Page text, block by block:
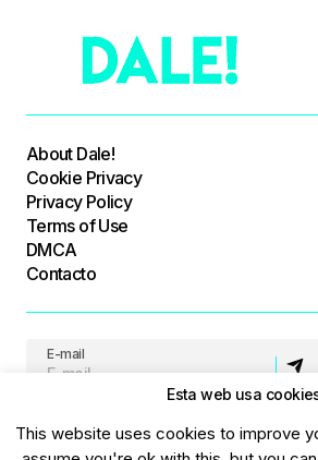
About Dale!
Cookie Privacy
Privacy Policy
Terms of Use
DMCA
Contacto
E-mail
Esta web usa
This website uses cookies to improve